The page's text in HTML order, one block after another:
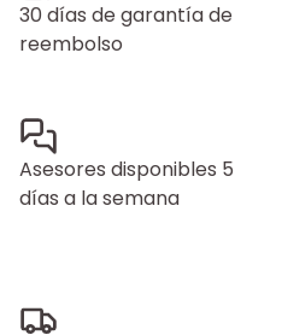
30 días de garantía de
reembolso
Asesores disponibles 5
días a la semana